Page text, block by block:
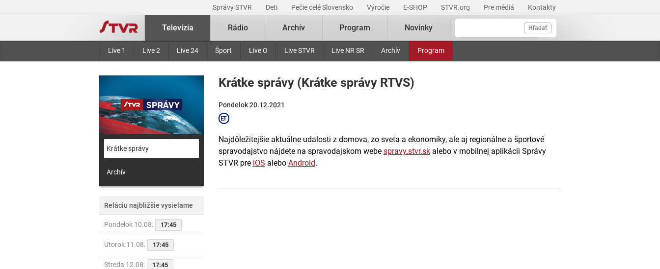
Správy STVR Deti Pečie celé Slovensko Výročie E-SHOP STVR.org Pre médiá Kontakty
Hľadať
Televízia
Live 1 Live 2 Live 24 Šport Live O Live STVR Live NR SR Archív Program
Rádio Archív Program Novinky
Krátke správy
Archív
Reláciu najbližšie vysielame
Pondelok 10.08. 17:45
Utorok 11.08. 17:45
Streda 12.08. 17:45
Krátke správy (Krátke správy RTVS)
Pondelok 20.12.2021
Najdôležitejšie aktuálne udalosti z domova, zo sveta a ekonomiky, ale aj regionálne a športové
spravodajstvo nájdete na spravodajskom webe spravy.stvr.skalebo v mobilnej aplikácii Správy
STVR pre iOS alebo Android.